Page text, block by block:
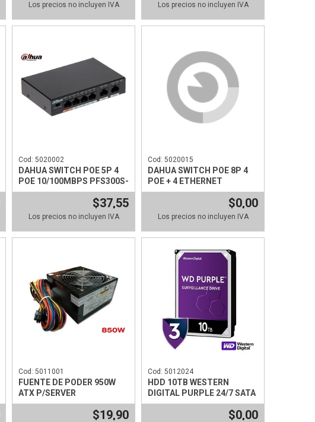
Los precios no incluyen IVA Los precios no incluyen IVA
Cod: 5020002
DAHUA SWITCH POE 5P 4
POE 10/100MBPS PFS300S-
4ET-60
$37,55
Los precios no incluyen IVA
Cod: 5020015
DAHUA SWITCH POE 8P 4
POE + 4 ETHERNET
10/100MBPS
$0,00
Los precios no incluyen IVA
Cod: 5011001
FUENTE DE PODER 950W
ATX P/SERVER
$19,90
Cod: 5012024
HDD 10TB WESTERN
DIGITAL PURPLE 24/7 SATA
$0,00